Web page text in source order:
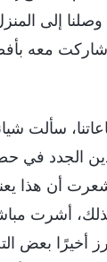
إلى
شاركت معه
سألت
الجدد في
أن هذا
ولذلك، أشرت
أخيرًا بعض